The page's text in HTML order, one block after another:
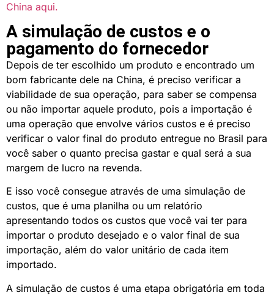
China aqui.
A simulação de custos e o
pagamento do fornecedor
Depois de ter escolhido um produto e encontrado um
bom fabricante dele na China, é preciso verificar a
viabilidade de sua operação, para saber se compensa
ou não importar aquele produto, pois a importação é
uma operação que envolve vários custos e é preciso
verificar o valor final do produto entregue no Brasil para
você saber o quanto precisa gastar e qual será a sua
margem de lucro na revenda.
E isso você consegue através de uma simulação de
custos, que é uma planilha ou um relatório
apresentando todos os custos que você vai ter para
importar o produto desejado e o valor final de sua
importação, além do valor unitário de cada item
importado.
A simulação de custos é uma etapa obrigatória em toda